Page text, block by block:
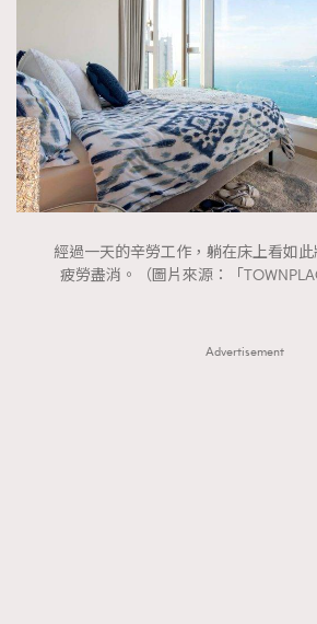
經過一天的辛勞工作，躺在床上看如
疲勞盡消。（圖片來源：「
Advertisement